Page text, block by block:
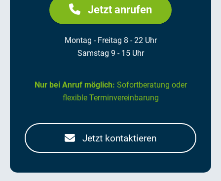
Jetzt anrufen
Montag - Freitag 8 - 22 Uhr
Samstag 9 - 15 Uhr
Nur bei Anruf möglich: Sofortberatung oder
flexible Terminvereinbarung
Jetzt kontaktieren